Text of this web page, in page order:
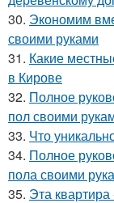
30. Экономим
своими руками
31. Какие
в Кирове
32. Полное
пол своими
33. Что
34. Полное
пола своими
35. Эта